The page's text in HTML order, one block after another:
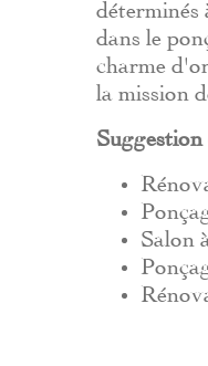
déterminés
dans le
charme
la mission
Suggestion
Salon